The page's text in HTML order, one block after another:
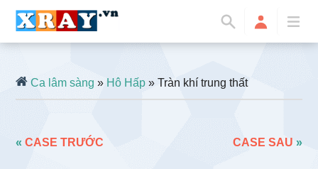
Ca lâm sàng » Hô Hấp » Tràn khí trung thất
«CASE TRƯỚC CASE SAU »